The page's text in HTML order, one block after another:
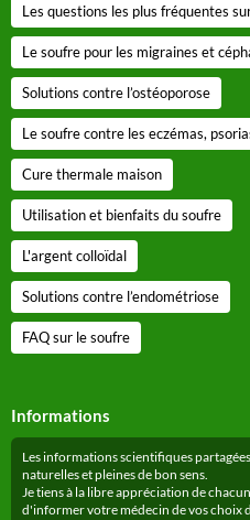
Les questions les plus fréquentes
Le soufre pour les migraines et
Solutions contre l’ostéoporose
Le soufre contre les eczémas,
Cure thermale maison
Utilisation et bienfaits du soufre
L'argent colloïdal
Solutions contre l’endométriose
FAQ sur le soufre
Informations
Les informations scientifiques
naturelles et pleines de bon sens.
Je tiens à la libre appréciation de
d'informer votre médecin de vos choix